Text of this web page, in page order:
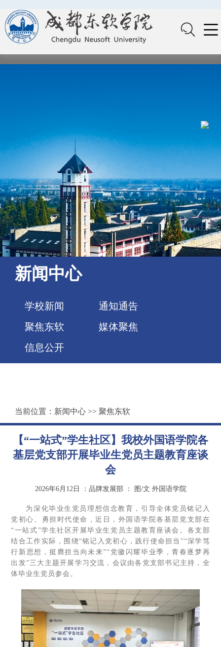
新闻中心
学校新闻
通知通告
聚焦东软
媒体聚焦
信息公开
当前位置： 新闻中心 >> 聚焦东软
【“一站式”学生社区】我校外国语学院各
基层党支部开展毕业生党员主题教育座谈
会
2026年6月12日 ：品牌发展部 ： 图/文 外国语学院
为深化毕业生党员理想信念教育，引导全体党员铭记入
党初心、勇担时代使命，近日，外国语学院各基层党支部在
“一站式”学生社区开展毕业生党员主题教育座谈会。各支部
结合工作实际，围绕“铭记入党初心，践行使命担当”“深学笃
行新思想，挺膺担当向未来”“党徽闪耀毕业季，青春逐梦再
出发”三大主题开展学习交流，会议由各党支部书记主持，全
体毕业生党员参会。